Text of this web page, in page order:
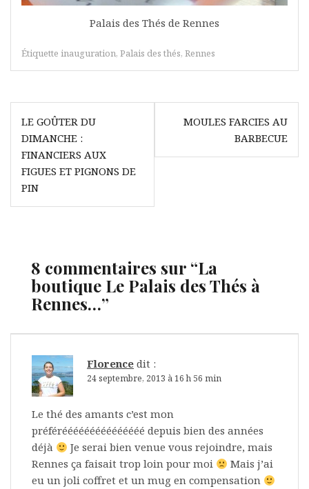
Palais des Thés de Rennes
Étiquette inauguration, Palais des thés, Rennes
Navigation
de
l’article
LE GOÛTER DU
DIMANCHE :
FINANCIERS AUX
FIGUES ET PIGNONS DE
PIN
MOULES FARCIES AU
BARBECUE
8 commentaires sur “La
boutique Le Palais des Thés à
Rennes…”
Florence dit :
24 septembre, 2013 à 16 h 56 min
Le thé des amants c’est mon
préférééééééééééééééé depuis bien des années
déjà
Je serai bien venue vous rejoindre, mais
Rennes ça faisait trop loin pour moi
Mais j’ai
eu un joli coffret et un mug en compensation